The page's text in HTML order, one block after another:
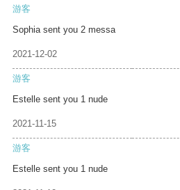
游客
Sophia sent you 2 messa
2021-12-02
游客
Estelle sent you 1 nude
2021-11-15
游客
Estelle sent you 1 nude